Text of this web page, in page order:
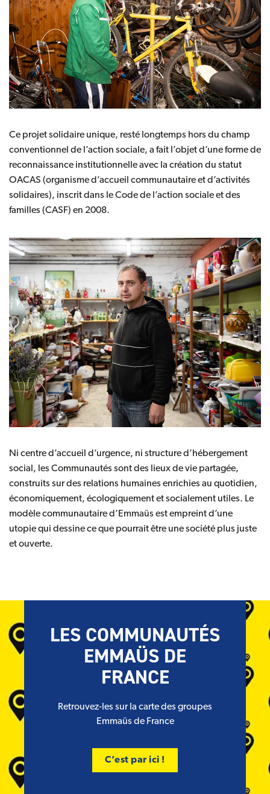
Ce projet solidaire unique, resté longtemps hors du champ
conventionnel de l’action sociale, a fait l’objet d’une forme de
reconnaissance institutionnelle avec la création du statut
OACAS (organisme d’accueil communautaire et d’activités
solidaires), inscrit dans le Code de l’action sociale et des
familles (CASF) en 2008.
Ni centre d’accueil d’urgence, ni structure d’hébergement
social, les Communautés sont des lieux de vie partagée,
construits sur des relations humaines enrichies au quotidien,
économiquement, écologiquement et socialement utiles. Le
modèle communautaire d’Emmaüs est empreint d’une
utopie qui dessine ce que pourrait être une société plus juste
et ouverte.
LES COMMUNAUTÉS
EMMAÜS DE
FRANCE
Retrouvez-les sur la carte des groupes
Emmaüs de France
C’est par ici !